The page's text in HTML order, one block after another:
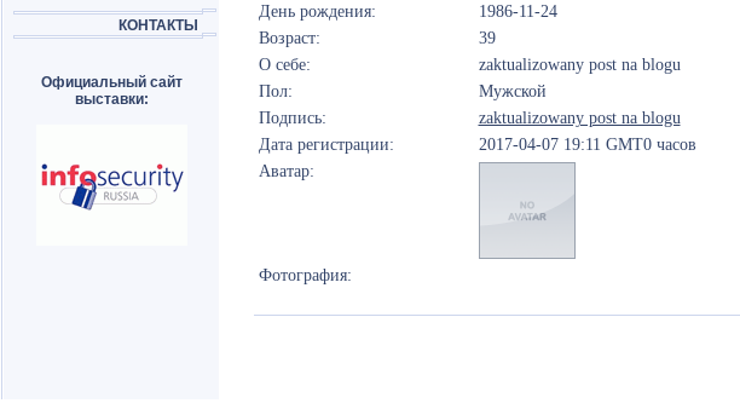
КОНТАКТЫ
Официальный сайт
выставки:
День рождения:
1986-11-24
Возраст:
39
О себе:
zaktualizowany post na blogu
Пол:
Мужской
Подпись:
zaktualizowany post na blogu
Дата регистрации:
2017-04-07 19:11 GMT0 часов
Аватар:
Фотография: